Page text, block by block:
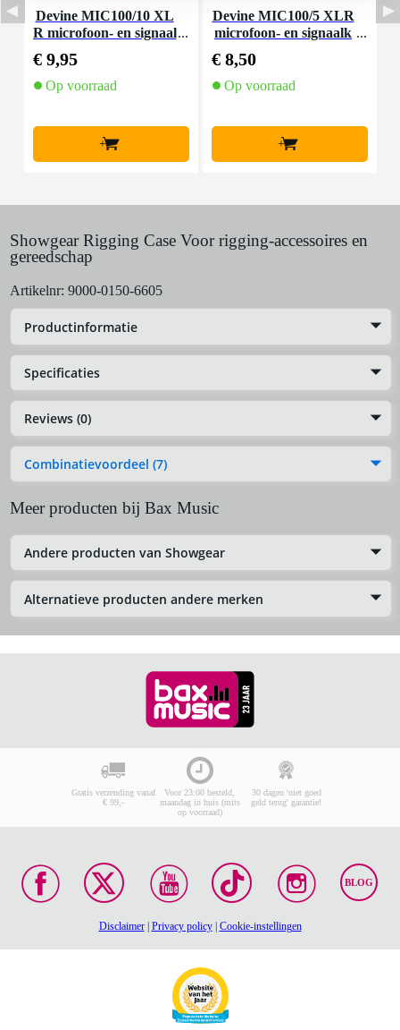
Devine MIC100/10 XL
R microfoon- en signaal
€ 9,95
Op voorraad
+
Devine MIC100/5 XLR
microfoon- en signaalk
€ 8,50
Op voorraad
+
Showgear Rigging Case Voor rigging-accessoires en
gereedschap
Artikelnr: 9000-0150-6605
Productinformatie
Specificaties
Reviews (0)
Combinatievoordeel (7)
Meer producten bij Bax Music
Andere producten van Showgear
Alternatieve producten andere merken
Gratis verzending vanaf
€ 99,-
Voor 23:00 besteld,
maandag in huis (mits
op voorraad)
30 dagen 'niet goed
geld terug' garantie!
BLOG
Disclaimer| Privacy policy| Cookie-instellingen